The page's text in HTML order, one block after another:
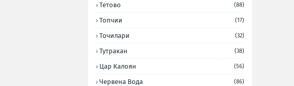
Тетово (88)
Топчии (17)
Точилари (32)
Тутракан (38)
Цар Калоян (56)
Червена Вода (86)